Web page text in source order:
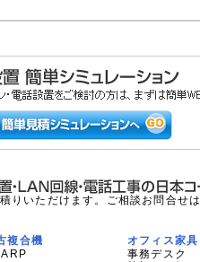
りいただけます。ご相談お問合せは
複合機
オフィス家具
事務デスク